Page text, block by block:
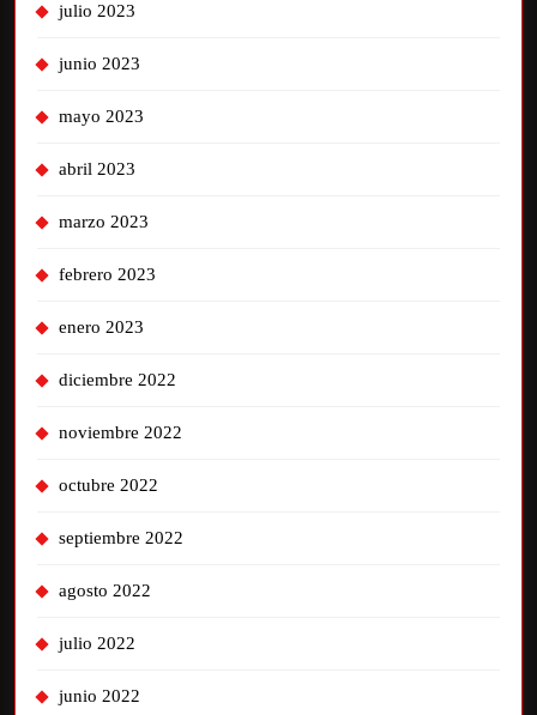
julio 2023
junio 2023
mayo 2023
abril 2023
marzo 2023
febrero 2023
enero 2023
diciembre 2022
noviembre 2022
octubre 2022
septiembre 2022
agosto 2022
julio 2022
junio 2022